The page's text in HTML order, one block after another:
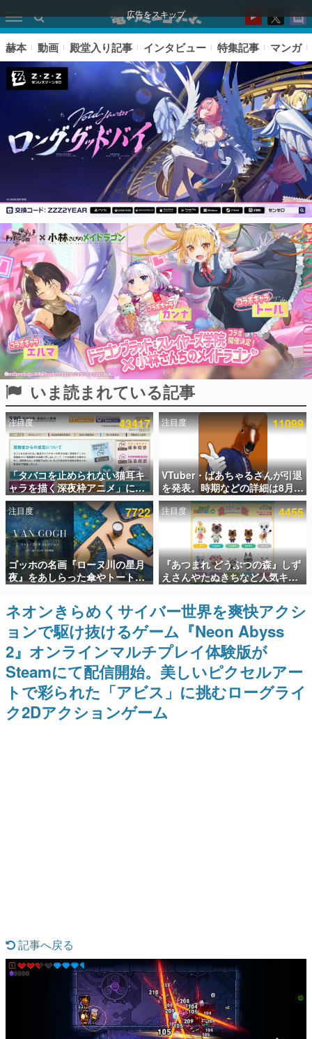
広告をスキップ
ピックアップ
電ファミのいま読まれている記事ランキング
アプリセール情報
インタビュー
連載・特集一覧
殿堂入り記事
SNS拡散数が数千以上！ ページビュー数万以上！ などな
ど。多くの人々に読まれた、電ファミ渾身の“殿堂入り”記
事をまとめました。
ゲームの企画書
名作ゲームクリエイターの方々に製作時のエピソードをお
聞きし、ヒットする企画（ゲーム）とは何か？を探ってい
きます。
赫本
この物語を解いてはいけない。『赫本』は、〈試験問題〉
の形をした短編ホラー小説集です。
新世代に訊く
これからのデジタルゲーム市場を担う若きクリエイター達
の姿を追い、彼らのルーツと情熱を探っていきます。
ゲーム世代の作家たち
ゲームに多大な影響を受けた作家さんに取材し、ゲームが
日本のコンテンツ産業やカルチャーに与えた影響を探る企
画です。
日本モバイルゲーム産業史
日本のモバイルゲーム史における主要なトピック・タイト
ルを網羅するほか、開発者へのインタビューや識者による
解説を掲載。約20年の歴史が一望できる決定版！
マンガ
アプリレビュー
赫本 動画 殿堂入り記事 インタビュー 特集記事 マンガ
いま読まれている記事
注目度 43417
「タバコを止められない猫耳キ
ャラを描く深夜枠アニメ」に視
聴者の一部から批判意見。違法
薬物の使用と思しき描写も含め
て、BPOが議論を交わす
注目度 11099
VTuber・ばあちゃるさんが引退
を発表。時期などの詳細は8月9
日15時からの配信で説明
注目度 7722
ゴッホの名画『ローヌ川の星月
夜』をあしらった傘やトートバ
ッグなどが登場。8月7日21時よ
り2日間限定で予約販売
注目度 4455
『あつまれ どうぶつの森』しず
えさんやたぬきちなど人気キャ
ラクターのフロッキードールが9
月に発売開始。「とたけけ」や
「ちゃちゃまる」も
ネオンきらめくサイバー世界を爽快アクシ
ョンで駆け抜けるゲーム『Neon Abyss
2』オンラインマルチプレイ体験版が
Steamにて配信開始。美しいピクセルアー
トで彩られた「アビス」に挑むローグライ
ク2Dアクションゲーム
記事へ戻る